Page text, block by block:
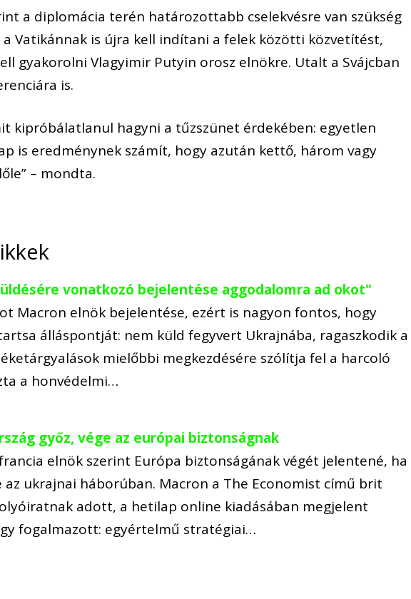
a diplomácia terén határozottabb cselekvésre van szükség
a Vatikánnak is újra kell indítani a felek közötti közvetítést,
gyakorolni Vlagyimir Putyin orosz elnökre. Utalt a Svájcban
is.
kipróbálatlanul hagyni a tűzszünet érdekében: egyetlen
is eredménynek számít, hogy azután kettő, három vagy
– mondta.
vonatkozó bejelentése aggodalomra ad okot"
Macron elnök bejelentése, ezért is nagyon fontos, hogy
álláspontját: nem küld fegyvert Ukrajnába, ragaszkodik a
mielőbbi megkezdésére szólítja fel a harcoló
a honvédelmi…
győz, vége az európai biztonságnak
elnök szerint Európa biztonságának végét jelentené, ha
az ukrajnai háborúban. Macron a The Economist című brit
adott, a hetilap online kiadásában megjelent
fogalmazott: egyértelmű stratégiai…